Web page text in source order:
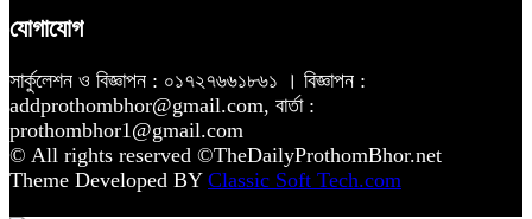
যোগাযোগ
সার্কুলেশন ও বিজ্ঞাপন : ০১৭২৭৬৬১৮৬১ । বিজ্ঞাপন :
addprothombhor@gmail.com, বার্তা :
prothombhor1@gmail.com
© All rights reserved ©TheDailyProthomBhor.net
Theme Developed BY Classic Soft Tech.com